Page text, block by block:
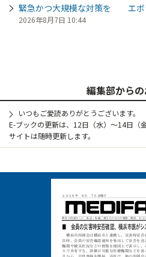
緊急かつ大規模な対策を エボ
2026年8月7日 10:44
編集部から
いつもご愛読ありがとうございます。
E-ブックの更新は、12日（水）～14日（
サイトは随時更新します。